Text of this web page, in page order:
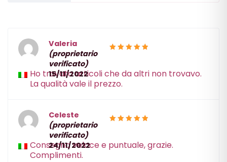
su 5
Valeria
(proprietario
verificato)
15/11/2022
Ho trovato articoli che da altri non trovavo.
La qualità vale il prezzo.
su 5
Celeste
(proprietario
verificato)
24/11/2022
Consegna veloce e puntuale, grazie.
Complimenti.